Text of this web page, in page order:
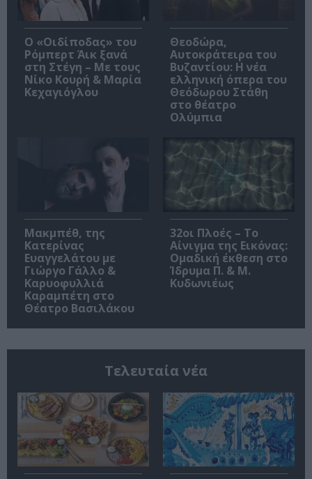
O «Οιδίποδας» του
Ρόμπερτ Άικ ξανά
στη Στέγη – Με τους
Νίκο Κουρή & Μαρία
Κεχαγιόγλου
Θεοδώρα,
Αυτοκράτειρα του
Βυζαντίου: Η νέα
ελληνική όπερα του
Θεόδωρου Στάθη
στο θέατρο
Ολύμπια
Μακμπέθ, της
Κατερίνας
Ευαγγελάτου με
Γιώργο Γάλλο &
Καρυοφυλλιά
Καραμπέτη στο
Θέατρο Βασιλάκου
32οι Πλοές – Το
Αίνιγμα της Εικόνας:
Ομαδική έκθεση στο
Ίδρυμα Π. & Μ.
Κυδωνιέως
Τελευταία νέα